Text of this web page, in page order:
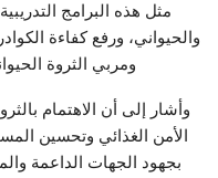
مثل هذه البرامج
والحيواني، ورفع كفاءة
ومربي الثروة
وأشار إلى أن الاهتمام
الأمن الغذائي وتحسين
بجهود الجهات الداعمة